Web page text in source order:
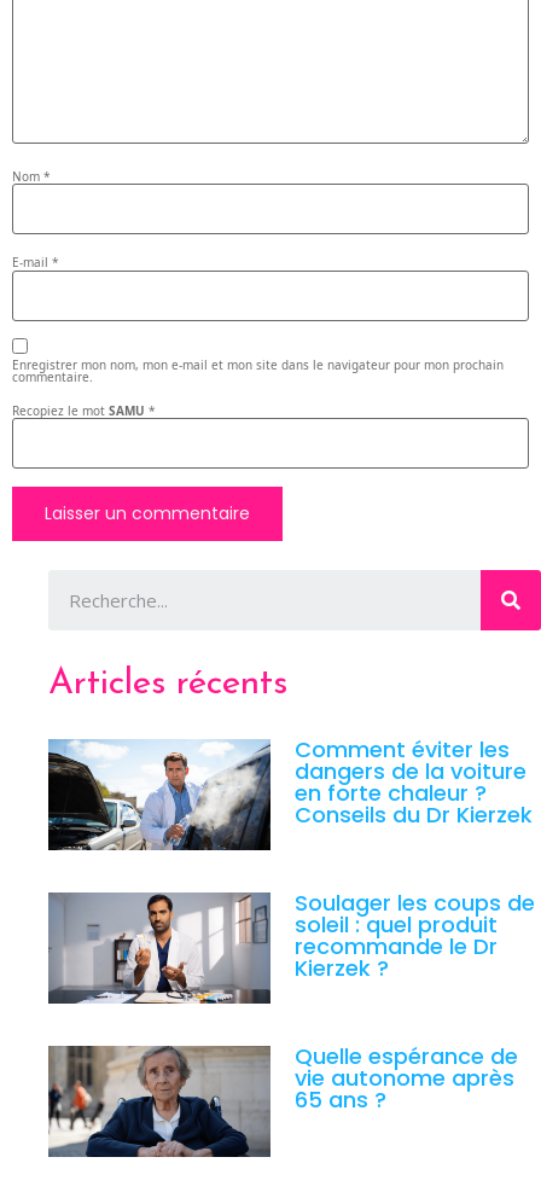
Nom *
E-mail *
Enregistrer mon nom, mon e-mail et mon site dans le navigateur pour mon prochain
commentaire.
Recopiez le mot SAMU *
Articles récents
Comment éviter les
dangers de la voiture
en forte chaleur ?
Conseils du Dr Kierzek
Soulager les coups de
soleil : quel produit
recommande le Dr
Kierzek ?
Quelle espérance de
vie autonome après
65 ans ?